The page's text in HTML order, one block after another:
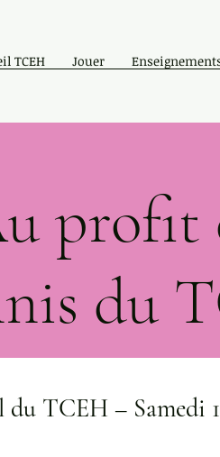
TCEH Jouer
profit
du
TCEH – Samedi